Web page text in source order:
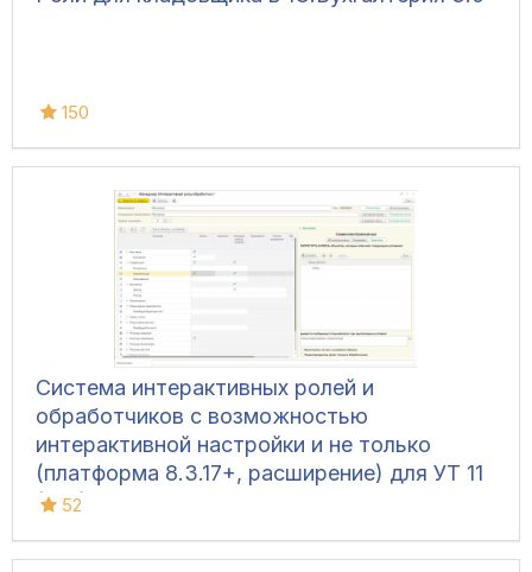
150
Система интерактивных ролей и
обработчиков с возможностью
интерактивной настройки и не только
(платформа 8.3.17+, расширение) для УТ 11
(все), КА 2, ERP 2, Розница 2, УНФ 1.6/3.0,
52